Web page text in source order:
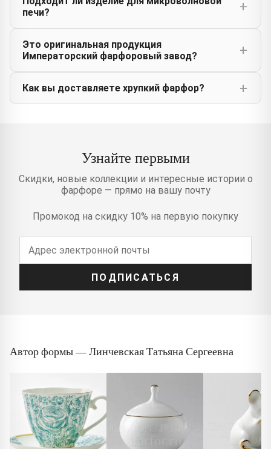
печи?
Это оригинальная продукция
Императорский фарфоровый завод?
Как вы доставляете хрупкий фарфор?
Узнайте первыми
Скидки, новые коллекции и интересные истории о
фарфоре — прямо на вашу почту
Промокод на скидку 10% на первую покупку
ПОДПИСАТЬСЯ
Автор формы — Линчевская Татьяна Сергеевна